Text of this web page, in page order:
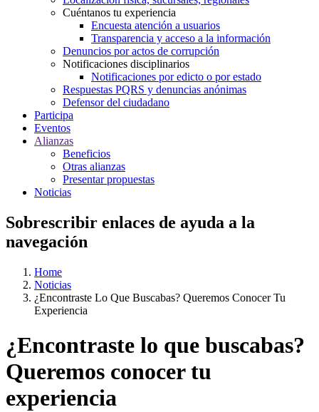
Cuéntanos tu experiencia
Encuesta atención a usuarios
Transparencia y acceso a la información
Denuncios por actos de corrupción
Notificaciones disciplinarios
Notificaciones por edicto o por estado
Respuestas PQRS y denuncias anónimas
Defensor del ciudadano
Participa
Eventos
Alianzas
Beneficios
Otras alianzas
Presentar propuestas
Noticias
Sobrescribir enlaces de ayuda a la
navegación
Home
Noticias
¿Encontraste Lo Que Buscabas? Queremos Conocer Tu
Experiencia
¿Encontraste lo que buscabas?
Queremos conocer tu
experiencia